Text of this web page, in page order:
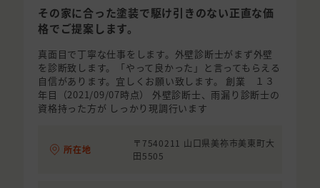
その家に合った塗装で駆け引きのない正直な価
格でご提案します。
真面目で丁寧な仕事をします。外壁診断士がまず外壁
を診断致します。「やって良かった」と言ってもらえる
自信があります。宜しくお願い致します。 創業 １３
年目（2021/09/07時点） 外壁診断士、雨漏り診断士の
資格持った方が しっかり現調行います
所在地
〒7540211 山口県美祢市美東町大
田5505